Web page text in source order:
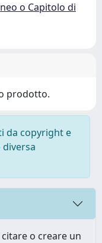
o Capitolo di
prodotto.
da copyright e
o creare un